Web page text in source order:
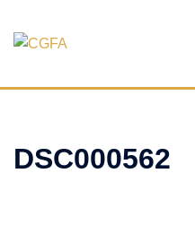
DSC000562